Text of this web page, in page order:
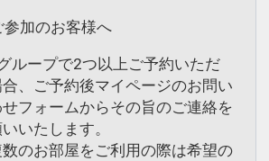
加のお客様へ
ループで2つ以上ご予約いただ
合、ご予約後マイページのお問い
フォームからその旨のご連絡を
いたします。
数のお部屋をご利用の際は希望の